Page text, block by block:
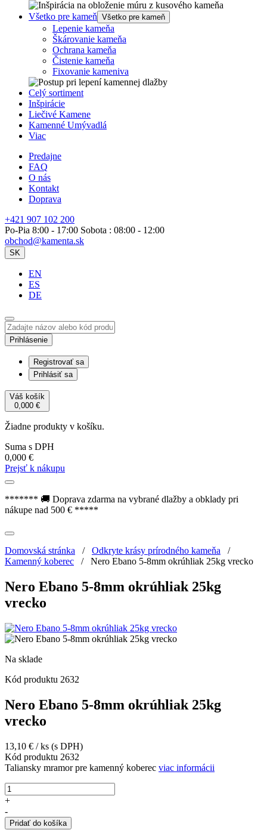
Všetko pre kameň Všetko pre kameň
Lepenie kameňa
Škárovanie kameňa
Ochrana kameňa
Čistenie kameňa
Fixovanie kameniva
Celý sortiment
Inšpirácie
Liečivé Kamene
Kamenné Umývadlá
Viac
Predajne
FAQ
O nás
Kontakt
Doprava
+421 907 102 200
Po-Pia 8:00 - 17:00 Sobota : 08:00 - 12:00
obchod@kamenta.sk
SK
EN
ES
DE
Prihlásenie
Registrovať sa
Prihlásiť sa
Váš košík
0,000 €
Žiadne produkty v košíku.
Suma s DPH
0,000 €
Prejsť k nákupu
******* 🚚 Doprava zdarma na vybrané dlažby a obklady pri
nákupe nad 500 € *****
Domovská stránka / Odkryte krásy prírodného kameňa /
Kamenný koberec / Nero Ebano 5-8mm okrúhliak 25kg vrecko
Nero Ebano 5-8mm okrúhliak 25kg
vrecko
Na sklade
Kód produktu 2632
Nero Ebano 5-8mm okrúhliak 25kg
vrecko
13,10 € / ks (s DPH)
Kód produktu 2632
Taliansky mramor pre kamenný koberec viac informácii
množstvo
Nero
5-
+
-
Pridať do košíka